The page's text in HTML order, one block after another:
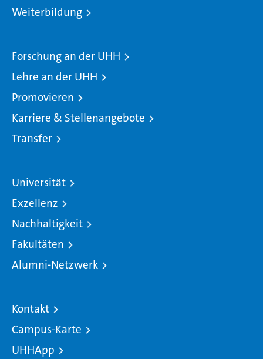
Weiterbildung
Forschung an der UHH
Lehre an der UHH
Promovieren
Karriere & Stellenangebote
Transfer
Universität
Exzellenz
Nachhaltigkeit
Fakultäten
Alumni-Netzwerk
Kontakt
Campus-Karte
UHHApp